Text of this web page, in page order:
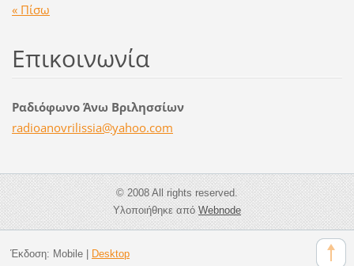
« Πίσω
Επικοινωνία
Ραδιόφωνο Άνω Βριλησσίων
radioanovrilissia@yahoo.com
© 2008 All rights reserved.
Υλοποιήθηκε απόWebnode
Έκδοση: Mobile| Desktop